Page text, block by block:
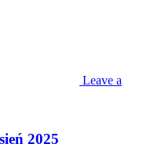
Leave a
2025